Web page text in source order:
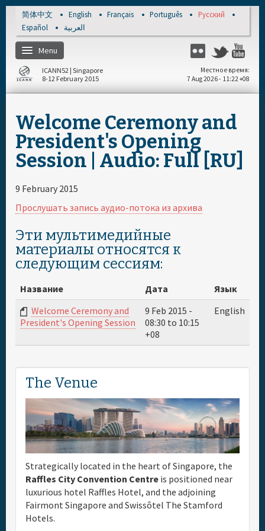
Skip to main content
简体中文 English Français Português
Русский
Español
العربية
Menu
Flickr Twitter
Главная
Зарегистрироваться
Расписание на день
Документы и мультимедийные
материалы
ICANN52 | Singapore
8-12 February 2015
Местное время
7 Aug 2026 - 11:22 +08
Welcome Ceremony and
President's Opening
Session | Audio: Full [RU]
9 February 2015
Прослушать запись аудио-потока из архива
Эти мультимедийные
материалы относятся к
следующим сессиям:
Название Дата
Язык
Welcome Ceremony and
President's Opening Session
9 Feb 2015 -
08:30 to 10:15
+08
English
The Venue
Strategically located in the heart of Singapore, the
Raffles City Convention Centre is positioned near
luxurious hotel Raffles Hotel, and the adjoining
Fairmont Singapore and Swissôtel The Stamford
Hotels.